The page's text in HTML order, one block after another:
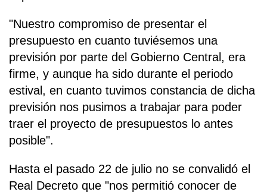
"Nuestro compromiso de presentar el
presupuesto en cuanto tuviésemos una
previsión por parte del Gobierno Central, era
firme, y aunque ha sido durante el periodo
estival, en cuanto tuvimos constancia de dicha
previsión nos pusimos a trabajar para poder
traer el proyecto de presupuestos lo antes
posible".
Hasta el pasado 22 de julio no se convalidó el
Real Decreto que "nos permitió conocer de